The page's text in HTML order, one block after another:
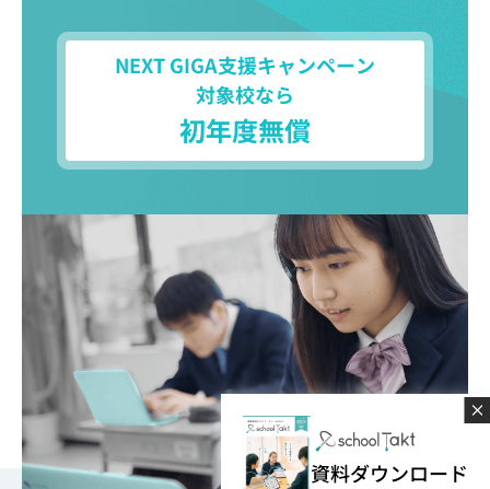
NEXT GIGA支援キャンペーン
対象校なら
初年度無償
資料ダウンロード